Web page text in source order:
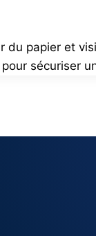
du papier et
sécuriser